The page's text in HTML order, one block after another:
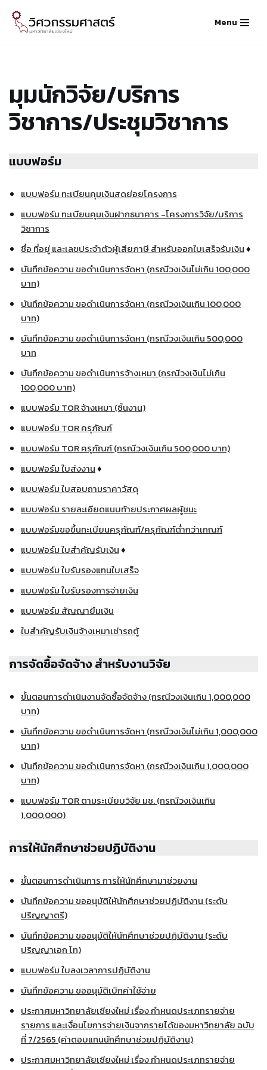
Skip
Menu
มุมนักวิจัย/บริการ
วิชาการ/ประชุมวิชาการ
แบบฟอร์ม
แบบฟอร์ม ทะเบียนคุมเงินสดย่อยโครงการ
แบบฟอร์ม ทะเบียนคุมเงินฝากธนาคาร -โครงการวิจัย/บริการ
วิชาการ
ชื่อ ที่อยู่ และเลขประจำตัวผู้เสียภาษี สำหรับออกใบเสร็จรับเงิน♦
บันทึกข้อความ ขอดำเนินการจัดหา (กรณีวงเงินไม่เกิน 100,000
บาท)
บันทึกข้อความ ขอดำเนินการจัดหา (กรณีวงเงินเกิน 100,000
บาท)
บันทึกข้อความ ขอดำเนินการจัดหา (กรณีวงเงินเกิน 500,000
บาท
บันทึกข้อความ ขอดำเนินการจ้างเหมา (กรณีวงเงินไม่เกิน
100,000 บาท)
แบบฟอร์ม TOR จ้างเหมา (ชิ้นงาน)
แบบฟอร์ม TOR ครุภัณฑ์
แบบฟอร์ม TOR ครุภัณฑ์ (กรณีวงเงินเกิน 500,000 บาท)
แบบฟอร์ม ใบส่งงาน♦
แบบฟอร์ม ใบสอบถามราคาวัสดุ
แบบฟอร์ม รายละเอียดแนบท้ายประกาศผลผู้ชนะ
แบบฟอร์มขอขึ้นทะเบียนครุภัณฑ์/ครุภัณฑ์ต่ำกว่าเกณฑ์
แบบฟอร์ม ใบสำคัญรับเงิน♦
แบบฟอร์ม ใบรับรองแทนใบเสร็จ
แบบฟอร์ม ใบรับรองการจ่ายเงิน
แบบฟอร์ม สัญญายืมเงิน
ใบสำคัญรับเงินจ้างเหมาเช่ารถตู้
การจัดซื้อจัดจ้าง สำหรับงานวิจัย
ขั้นตอนการดำเนินงานจัดซื้อจัดจ้าง (กรณีวงเงินเกิน 1,000,000
บาท)
บันทึกข้อความ ขอดำเนินการจัดหา (กรณีวงเงินไม่เกิน 1,000,000
บาท)
บันทึกข้อความ ขอดำเนินการจัดหา (กรณีวงเงินเกิน 1,000,000
บาท)
แบบฟอร์ม TOR ตามระเบียบวิจัย มช. (กรณีวงเงินเกิน
1,000,000)
การให้นักศึกษาช่วยปฏิบัติงาน
ขั้นตอนการดำเนินการ การให้นักศึกษามาช่วยงาน
บันทึกข้อความ ขออนุมัติให้นักศึกษาช่วยปฏิบัติงาน (ระดับ
ปริญญาตรี)
บันทึกข้อความ ขออนุมัติให้นักศึกษาช่วยปฏิบัติงาน (ระดับ
ปริญญาเอก โท)
แบบฟอร์ม ใบลงเวลาการปฏิบัติงาน
บันทึกข้อความ ขออนุมัติเบิกค่าใช้จ่าย
ประกาศมหาวิทยาลัยเชียงใหม่ เรื่อง กำหนดประเภทรายจ่าย
รายการ และเงื่อนไขการจ่ายเงินจากรายได้ของมหาวิทยาลัย ฉบับ
ที่ 7/2565 (ค่าตอบแทนนักศึกษาช่วยปฏิบัติงาน)
ประกาศมหาวิทยาลัยเชียงใหม่ เรื่อง กำหนดประเภทรายจ่าย